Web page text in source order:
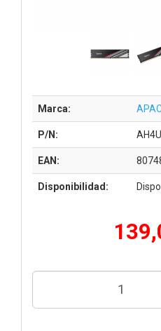
Marca:
P/N:
EAN:
Disponibilidad: